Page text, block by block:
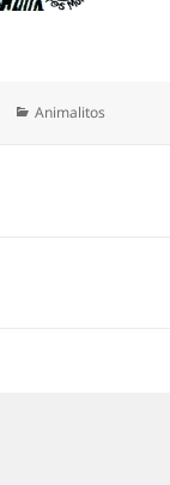
Categorías
Animalitos